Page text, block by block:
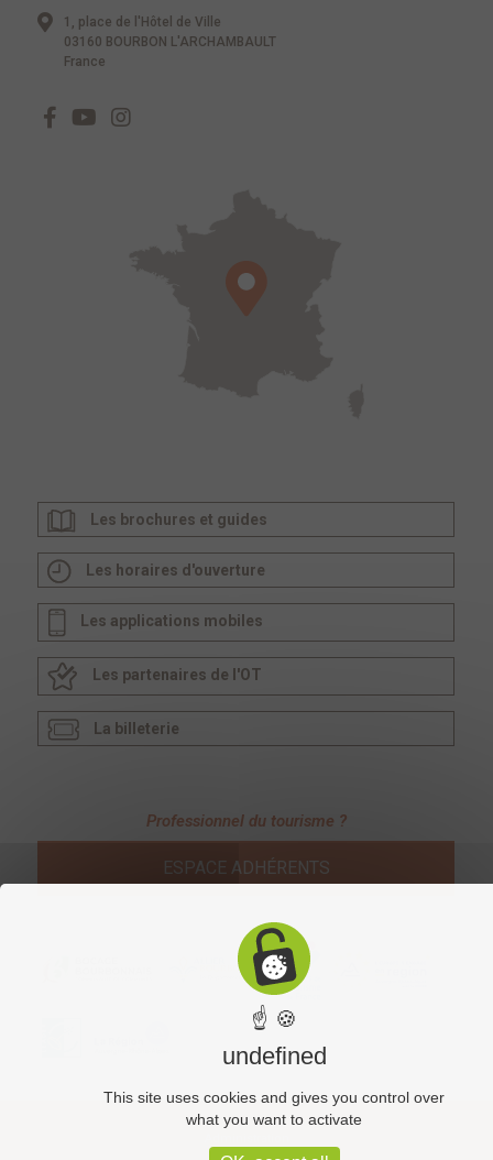
1, place de l'Hôtel de Ville
03160 BOURBON L'ARCHAMBAULT
France
Les brochures et guides
Les horaires d'ouverture
Les applications mobiles
Les partenaires de l'OT
La billeterie
Professionnel du tourisme ?
ESPACE ADHÉRENTS
☝ 🍪
undefined
This site uses cookies and gives you control over
what you want to activate